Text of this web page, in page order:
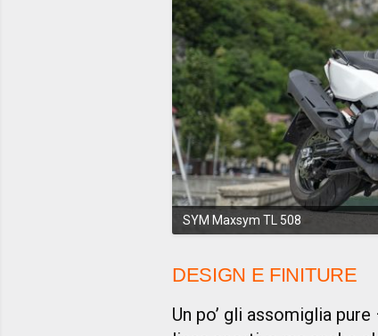
SYM Maxsym TL 508
DESIGN E FINITURE
Un po’ gli assomiglia